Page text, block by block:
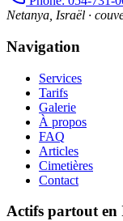
Netanya, Israël ·
Navigation
Services
Tarifs
Galerie
À propos
FAQ
Articles
Cimetières
Contact
Actifs partout en